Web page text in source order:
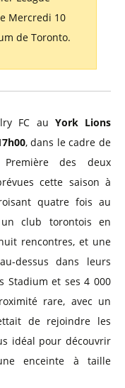
Mercredi 10
de Toronto.
FC au York Lions
, dans le cadre de
des deux
cette saison à
quatre fois au
club torontois en
rencontres, et une
dessus dans leurs
Stadium et ses 4 000
rare, avec un
de rejoindre les
idéal pour découvrir
enceinte à taille